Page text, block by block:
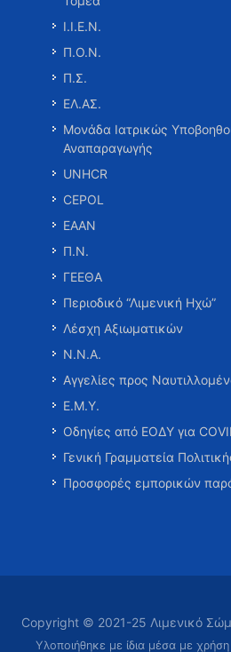
Ι.Ι.Ε.Ν.
Π.Ο.Ν.
Π.Σ.
ΕΛ.ΑΣ.
Μονάδα Ιατρικώς
Αναπαραγωγής
UNHCR
CEPOL
ΕΑΑΝ
Π.Ν.
ΓΕΕΘΑ
Περιοδικό “Λιμενική Ηχώ”
Λέσχη Αξιωματικών
Ν.Ν.Α.
Αγγελίες προς
Ε.Μ.Υ.
Οδηγίες από ΕΟΔΥ για
Γενική Γραμματεία
Προσφορές εμπορικών
Copyright © 2021-25 Λιμενικό
Υλοποιήθηκε με ίδια μέσα με